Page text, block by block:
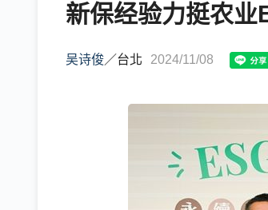
新保经验力挺农业
吴诗俊／台北 2024/11/08